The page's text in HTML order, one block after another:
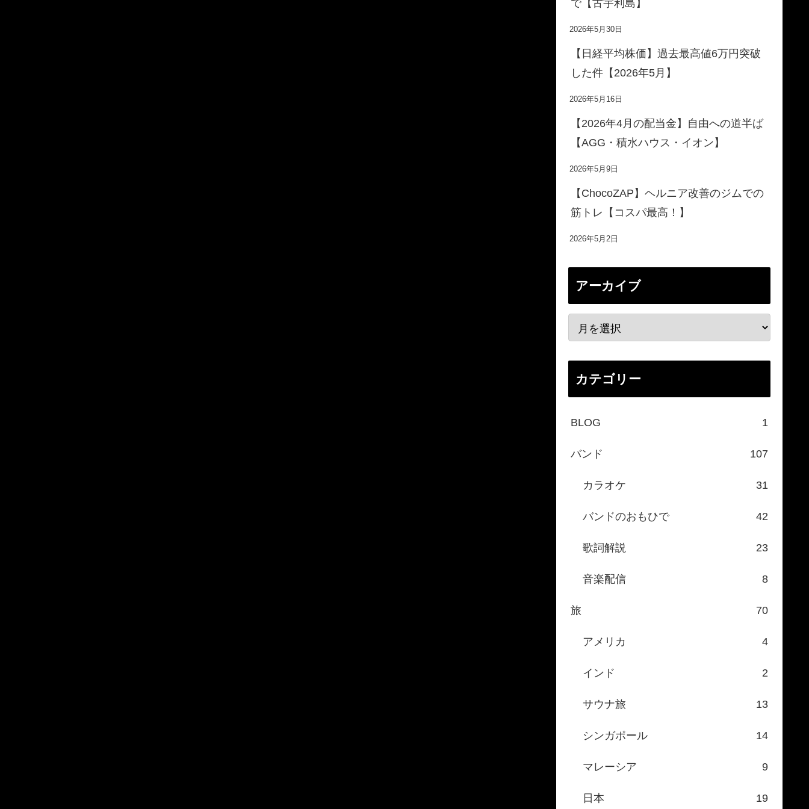
で【古宇利島】
2026年5月30日
【日経平均株価】過去最高値6万円突破
した件【2026年5月】
2026年5月16日
【2026年4月の配当金】自由への道半ば
【AGG・積水ハウス・イオン】
2026年5月9日
【ChocoZAP】ヘルニア改善のジムでの
筋トレ【コスパ最高！】
2026年5月2日
アーカイブ
カテゴリー
BLOG 1
バンド 107
カラオケ 31
バンドのおもひで 42
歌詞解説 23
音楽配信 8
旅 70
アメリカ 4
インド 2
サウナ旅 13
シンガポール 14
マレーシア 9
日本 19